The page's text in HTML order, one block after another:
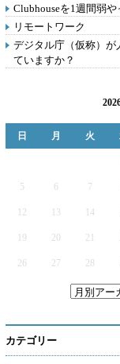
Clubhouseを1週間弱や
リモートワーク
デジタル庁（仮称）が
ていますか？
日 月 火
5 6 7
12 13 14
19 20 21
26 27 28
カテゴリー